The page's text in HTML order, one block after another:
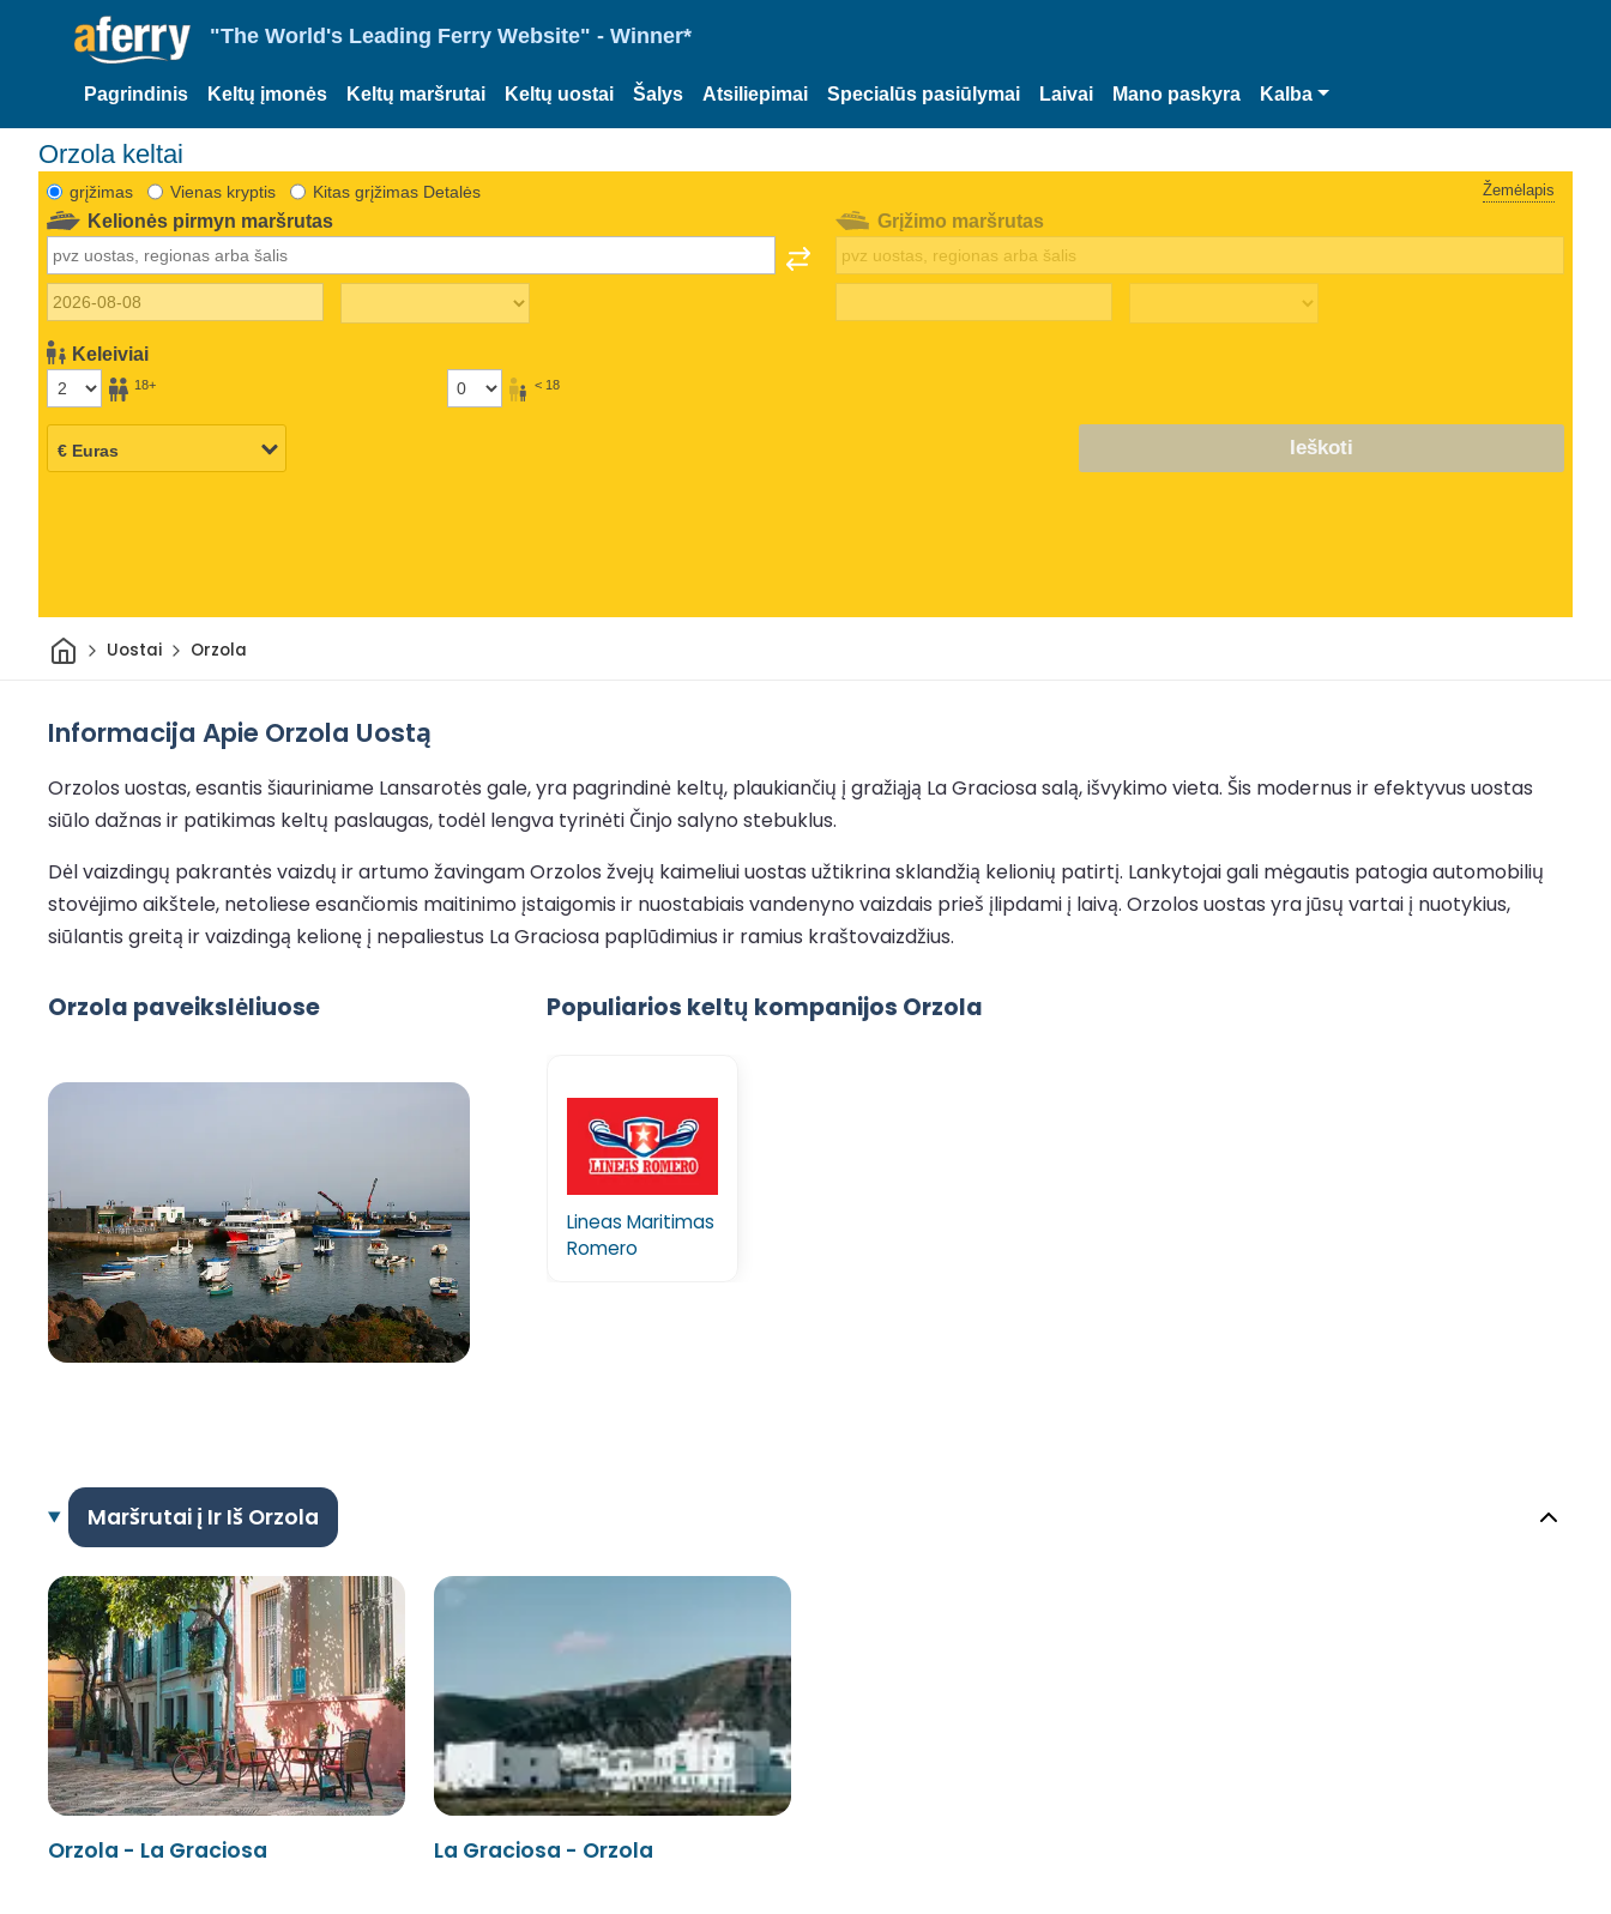
"The World's Leading Ferry Website" - Winner*
Pagrindinis Keltų įmonės Keltų maršrutai Keltų uostai Šalys Atsiliepimai Specialūs pasiūlymai Laivai Mano paskyra Kalba
Orzola keltai
grįžimas Vienas kryptis Kitas grįžimas Detalės Žemėlapis
Kelionės pirmyn maršrutas
Keleiviai
18+ < 18
Grįžimo maršrutas
Ieškoti
Pradžia
Uostai Orzola
Informacija Apie Orzola Uostą
Orzolos uostas, esantis šiauriniame Lansarotės gale, yra pagrindinė keltų, plaukiančių į gražiąją La Graciosa salą, išvykimo vieta. Šis modernus ir efektyvus uostas
siūlo dažnas ir patikimas keltų paslaugas, todėl lengva tyrinėti Činjo salyno stebuklus.
Dėl vaizdingų pakrantės vaizdų ir artumo žavingam Orzolos žvejų kaimeliui uostas užtikrina sklandžią kelionių patirtį. Lankytojai gali mėgautis patogia automobilių
stovėjimo aikštele, netoliese esančiomis maitinimo įstaigomis ir nuostabiais vandenyno vaizdais prieš įlipdami į laivą. Orzolos uostas yra jūsų vartai į nuotykius,
siūlantis greitą ir vaizdingą kelionę į nepaliestus La Graciosa paplūdimius ir ramius kraštovaizdžius.
Orzola paveikslėliuose Populiarios keltų kompanijos Orzola
Lineas Maritimas
Romero
Maršrutai į Ir Iš Orzola
Orzola - La Graciosa La Graciosa - Orzola